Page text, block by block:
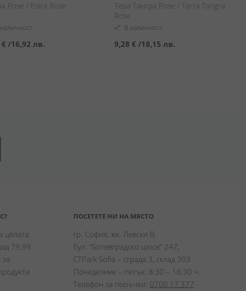
Розе / Enira Rose
/16,92 лв.
Тера Тангра Розе / Terra Tangra
Rose
В наличност
9,28 € /18,15 лв.
цялата
79.99
ПОСЕТЕТЕ НИ НА МЯСТО
гр. София, жк. Левски В,
бул. “Ботевградско шосе” 247,
CTPark Sofia – сграда 3, склад 303
Понеделник – петък: 8:30 – 16:30 ч.
Телефон за поръчки: 0700 17 377